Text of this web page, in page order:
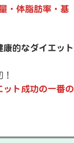
・体脂肪率・基
的なダイエット
ット成功の一番の